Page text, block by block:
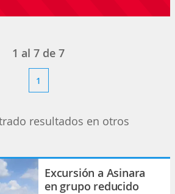
1 al 7 de 7
1
resultados en otros
Excursión a Asinara
en grupo reducido